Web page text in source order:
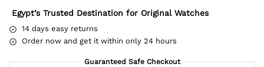
Egypt’s Trusted Destination for Original Watches
14 days easy returns
Order now and get it within only 24 hours
Guaranteed Safe Checkout